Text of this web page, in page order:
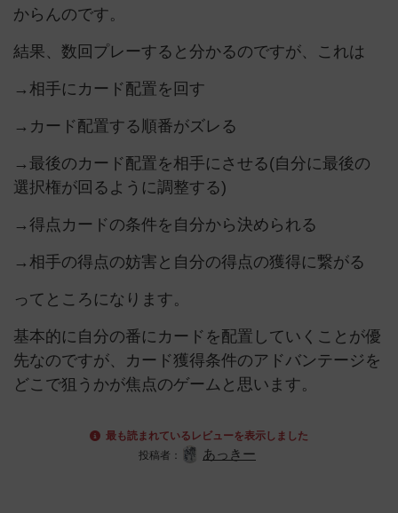
からんのです。
結果、数回プレーすると分かるのですが、これは
→相手にカード配置を回す
→カード配置する順番がズレる
→最後のカード配置を相手にさせる(自分に最後の
選択権が回るように調整する)
→得点カードの条件を自分から決められる
→相手の得点の妨害と自分の得点の獲得に繋がる
ってところになります。
基本的に自分の番にカードを配置していくことが優
先なのですが、カード獲得条件のアドバンテージを
どこで狙うかが焦点のゲームと思います。
最も読まれているレビューを表示しました
投稿者：
あっきー